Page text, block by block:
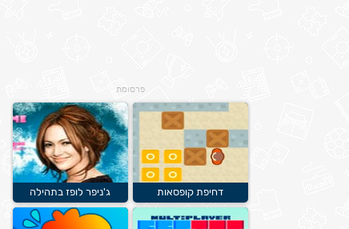
פרסומת
דחיפת קופסאות ג'ניפר לופז בתהילה